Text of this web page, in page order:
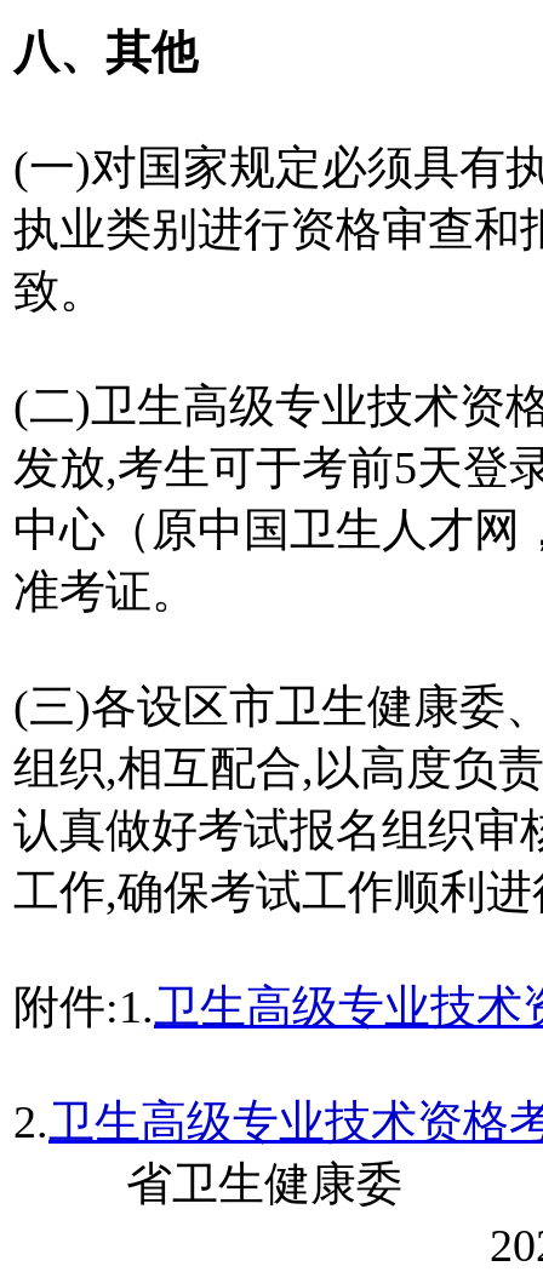
八、其他
(一)对国家规定必须具有
执业类别进行资格审查和
致。
(二)卫生高级专业技术资
发放,考生可于考前5天登
中心（原中国卫生人才网
准考证。
(三)各设区市卫生健康委
组织,相互配合,以高度负
认真做好考试报名组织审
工作,确保考试工作顺利
附件:1.卫生高级专业技
2.卫生高级专业技术资格
省卫生健康